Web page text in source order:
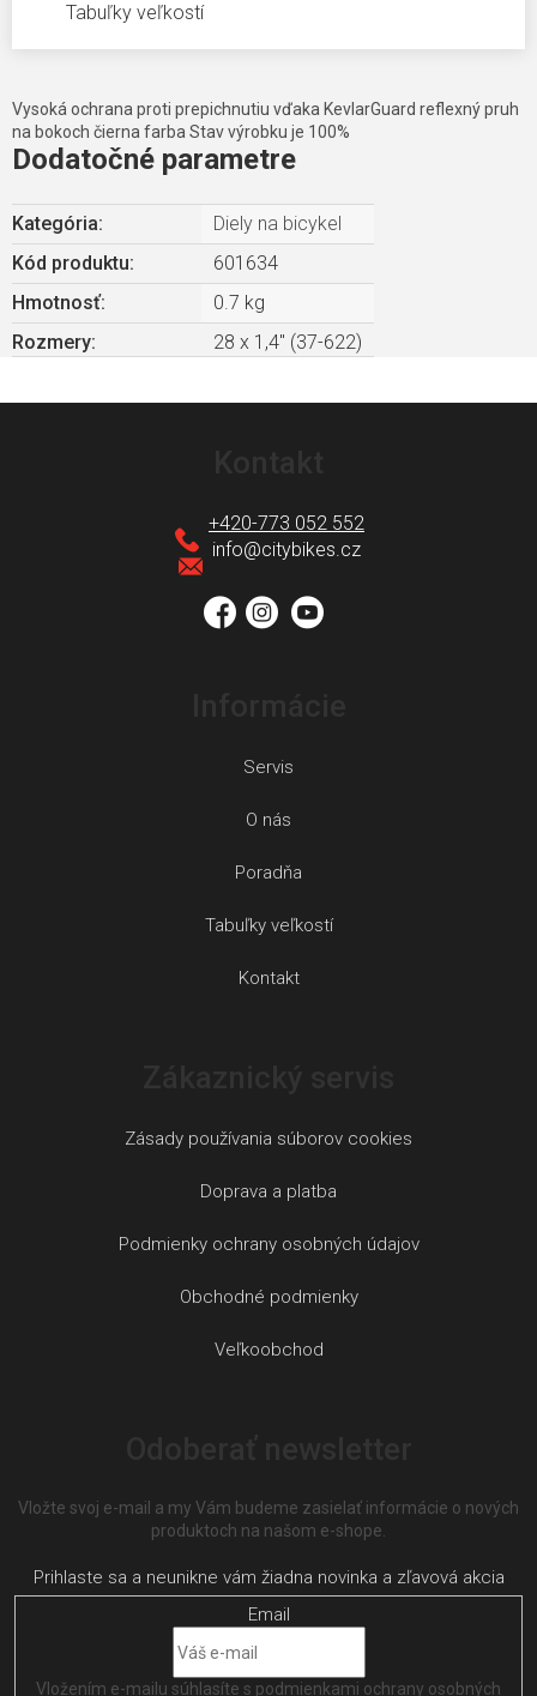
Tabuľky veľkostí
Vysoká ochrana proti prepichnutiu vďaka KevlarGuard reflexný pruh
na bokoch čierna farba Stav výrobku je 100%
Dodatočné parametre
Kategória:
Diely na bicykel
Kód produktu:
601634
Hmotnosť:
0.7 kg
Rozmery: 28 x 1,4" (37-622)
info@citybikes.cz
+420-773 052 552
Servis
O nás
Poradňa
Tabuľky veľkostí
Kontakt
Zásady používania súborov cookies
Doprava a platba
Podmienky ochrany osobných údajov
Obchodné podmienky
Veľkoobchod
Vložte svoj e-mail a my Vám budeme zasielať informácie o nových
produktoch na našom e-shope.
Email
Vložením e-mailu súhlasíte s podmienkami ochrany osobných